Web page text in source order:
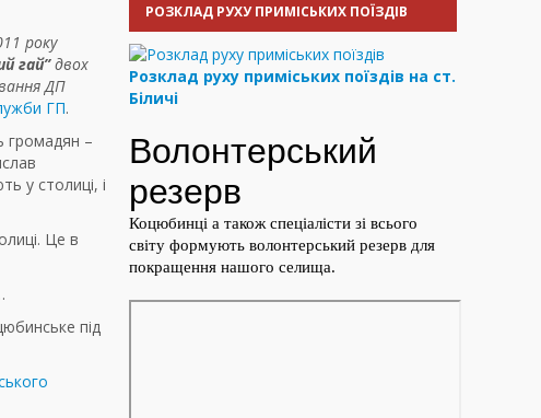
року
гай”двох
ДП
ГП.
громадян –
у столиці, і
Це в
під
РОЗКЛАД РУХУ ПРИМІСЬКИХ ПОЇЗДІВ
Розклад руху приміських поїздів на ст.
Біличі